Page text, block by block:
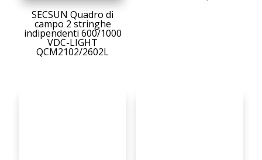
SECSUN Quadro di
campo 2 stringhe
indipendenti 600/1000
VDC-LIGHT
QCM2102/2602L